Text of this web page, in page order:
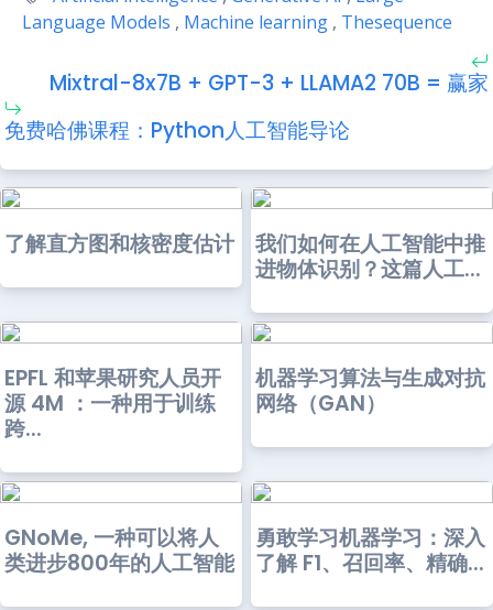
Language Models , Machine learning , Thesequence
Mixtral-8x7B + GPT-3 + LLAMA2 70B = 赢家
免费哈佛课程：Python人工智能导论
了解直方图和核密度估计
我们如何在人工智能中推
进物体识别？这篇人工...
EPFL 和苹果研究人员开
源 4M ：一种用于训练
跨...
机器学习算法与生成对抗
网络（GAN）
GNoMe, 一种可以将人
类进步800年的人工智能
勇敢学习机器学习：深入
了解 F1、召回率、精确...